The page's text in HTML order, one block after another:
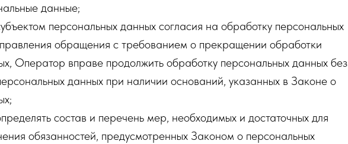
данные;
персональных данных согласия на обработку персональных
обращения с требованием о прекращении обработки
Оператор вправе продолжить обработку персональных данных без
данных при наличии оснований, указанных в Законе о
состав и перечень мер, необходимых и достаточных для
обязанностей, предусмотренных Законом о персональных